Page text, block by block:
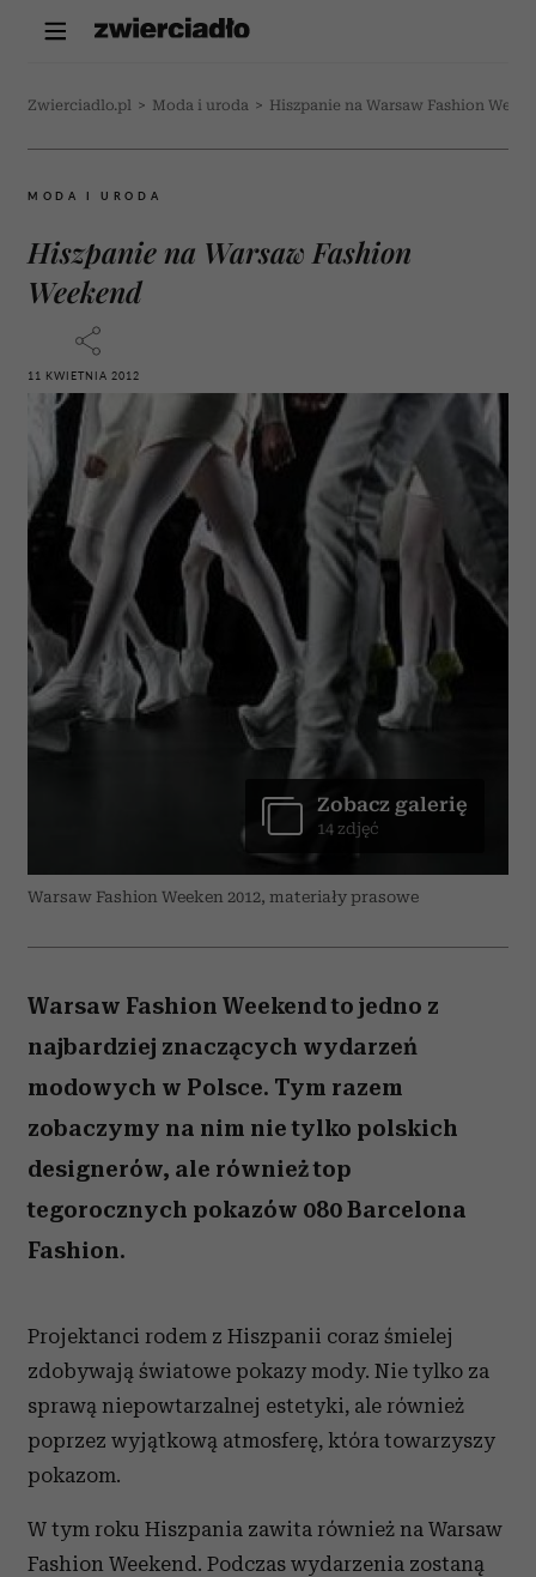
Zwierciadlo.pl > Moda i uroda > Hiszpanie na Warsaw Fashion
MODA I URODA
Hiszpanie na Warsaw Fashion
Weekend
11 KWIETNIA 2012
Warsaw Fashion Weeken 2012, materiały prasowe
Zobacz galerię
14 zdjęć
Warsaw Fashion Weekend to jedno z
najbardziej znaczących wydarzeń
modowych w Polsce. Tym razem
zobaczymy na nim nie tylko polskich
designerów, ale również top
tegorocznych pokazów 080 Barcelona
Fashion.
Projektanci rodem z Hiszpanii coraz śmielej
zdobywają światowe pokazy mody. Nie tylko za
sprawą niepowtarzalnej estetyki, ale również
poprzez wyjątkową atmosferę, która towarzyszy
pokazom.
W tym roku Hiszpania zawita również na Warsaw
Fashion Weekend. Podczas wydarzenia zostaną